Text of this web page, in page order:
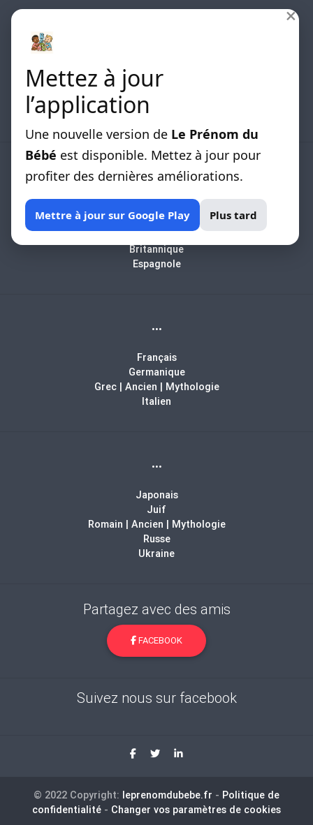
×
Mettez à jour
l’application
Une nouvelle version de Le Prénom du
Bébé est disponible. Mettez à jour pour
profiter des dernières améliorations.
Mettre à jour sur Google Play Plus tard
Les differentes listes de prénoms classées par
origines sont disponibles.
LISTE DE PRENOMS
Arabe
Biblique
Britannique
Espagnole
...
Français
Germanique
Grec | Ancien | Mythologie
Italien
...
Japonais
Juif
Romain | Ancien | Mythologie
Russe
Ukraine
Partagez avec des amis
FACEBOOK
Suivez nous sur facebook
© 2022 Copyright: leprenomdubebe.fr - Politique de
confidentialité - Changer vos paramètres de cookies